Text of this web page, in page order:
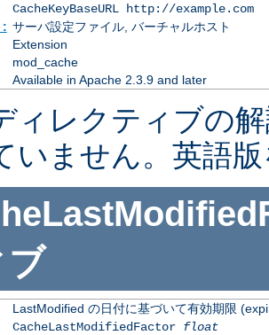
CacheKeyBaseURL http://example.com
: サーバ設定ファイル, バーチャルホスト
Extension
mod_cache
Available in Apache 2.3.9 and later
ィレクティブの
いません。英語
ブ
LastModified の日付に基づいて有効期限
CacheLastModifiedFactor float